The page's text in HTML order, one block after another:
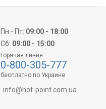
Пн - Пт: 09:00 - 18:00
Сб: 09:00 - 15:00
Горячая линия:
0-800-305-777
бесплатно по Украине
info@hot-point.com.ua